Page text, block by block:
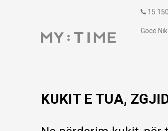
15 150
Goce
KUKIT E TUA,